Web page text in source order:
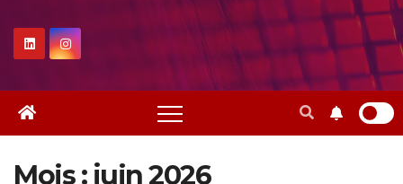
Mois : juin 2026